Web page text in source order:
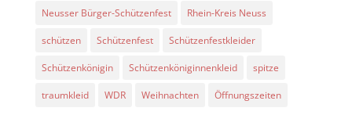
Neusser Bürger-Schützenfest Rhein-Kreis Neuss
schützen Schützenfest Schützenfestkleider
Schützenkönigin Schützenköniginnenkleid spitze
traumkleid WDR Weihnachten Öffnungszeiten